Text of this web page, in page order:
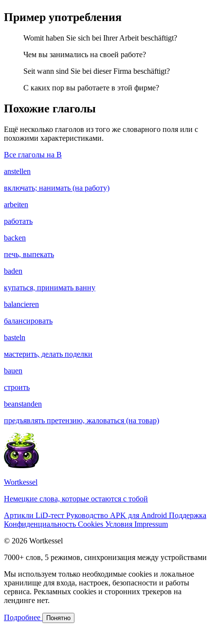
Пример употребления
Womit haben Sie sich bei Ihrer Arbeit beschäftigt?
Чем вы занимались на своей работе?
Seit wann sind Sie bei dieser Firma beschäftigt?
С каких пор вы работаете в этой фирме?
Похожие глаголы
Ещё несколько глаголов из того же словарного поля или с
похожими характеристиками.
Все глаголы на B
anstellen
включать; нанимать (на работу)
arbeiten
работать
backen
печь, выпекать
baden
купаться, принимать ванну
balancieren
балансировать
basteln
мастерить, делать поделки
bauen
строить
beanstanden
предъявлять претензию, жаловаться (на товар)
Wortkessel
Немецкие слова, которые остаются с тобой
Артикли LiD-тест Руководство APK для Android Поддержка
Конфиденциальность Cookies Условия Impressum
© 2026 Wortkessel
7000+ слов, 5 режимов, синхронизация между устройствами
Мы используем только необходимые cookies и локальное
хранилище для входа, настроек, безопасности и работы
сервиса. Рекламных cookies и сторонних трекеров на
лендинге нет.
Подробнее Понятно